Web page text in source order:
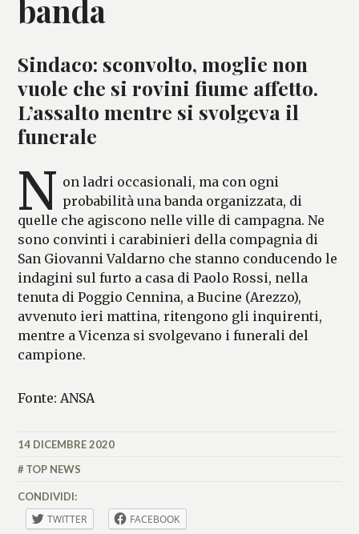
banda
Sindaco: sconvolto, moglie non
vuole che si rovini fiume affetto.
L’assalto mentre si svolgeva il
funerale
N on ladri occasionali, ma con ogni
probabilità una banda organizzata, di
quelle che agiscono nelle ville di campagna. Ne
sono convinti i carabinieri della compagnia di
San Giovanni Valdarno che stanno conducendo le
indagini sul furto a casa di Paolo Rossi, nella
tenuta di Poggio Cennina, a Bucine (Arezzo),
avvenuto ieri mattina, ritengono gli inquirenti,
mentre a Vicenza si svolgevano i funerali del
campione.
Fonte: ANSA
MATTEO
14 DICEMBRE 2020
TOP NEWS
CONDIVIDI:
TWITTER FACEBOOK